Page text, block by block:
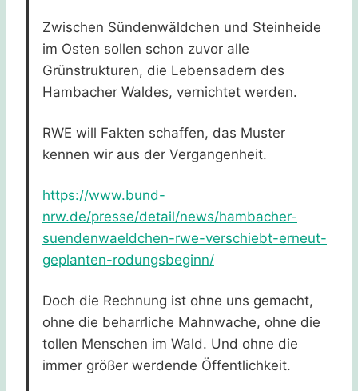
Zwischen Sündenwäldchen und Steinheide
im Osten sollen schon zuvor alle
Grünstrukturen, die Lebensadern des
Hambacher Waldes, vernichtet werden.
RWE will Fakten schaffen, das Muster
kennen wir aus der Vergangenheit.
https://www.bund-
nrw.de/presse/detail/news/hambacher-
suendenwaeldchen-rwe-verschiebt-erneut-
geplanten-rodungsbeginn/
Doch die Rechnung ist ohne uns gemacht,
ohne die beharrliche Mahnwache, ohne die
tollen Menschen im Wald. Und ohne die
immer größer werdende Öffentlichkeit.